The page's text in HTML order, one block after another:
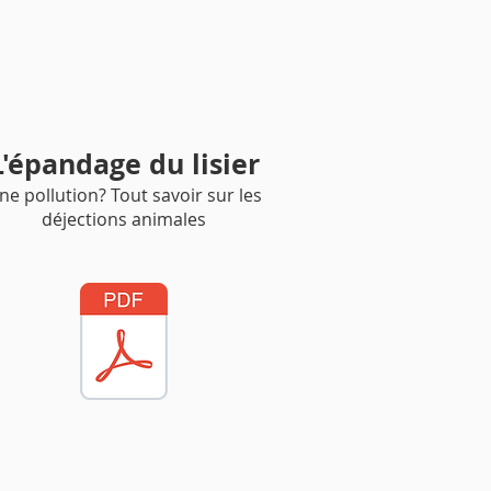
du lisier
pollution? Tout savoir sur les
déjections animales